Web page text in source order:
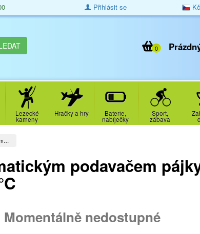
Kč
Přihlásit se
0
Lezecké
kameny
Hračky a hry Baterie,
nabíječky
Sport,
zábava
podavačem
Momentálně nedostupné